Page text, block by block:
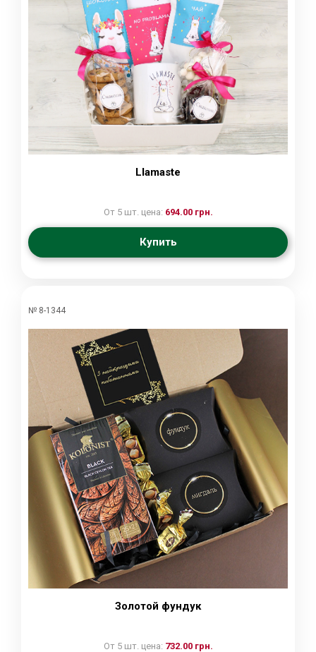
Llamaste
От 5 шт. цена: 694.00 грн.
Купить
№ 8-1344
Золотой фундук
От 5 шт. цена: 732.00 грн.